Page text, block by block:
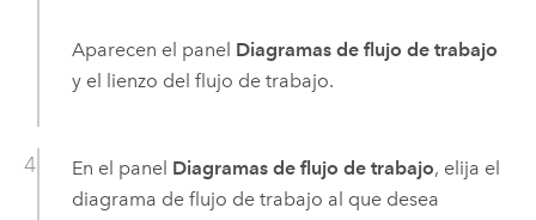
Aparecen el panel Diagramas de flujo de trabajo
y el lienzo del flujo de trabajo.
En el panel Diagramas de flujo de trabajo, elija el
diagrama de flujo de trabajo al que desea